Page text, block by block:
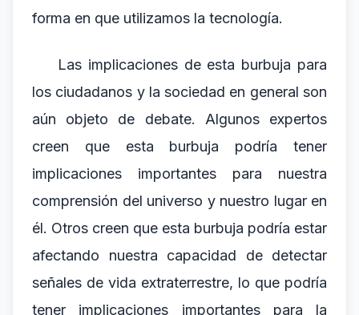
forma en que utilizamos la tecnología.
Las implicaciones de esta burbuja para
los ciudadanos y la sociedad en general son
aún objeto de debate. Algunos expertos
creen que esta burbuja podría tener
implicaciones importantes para nuestra
comprensión del universo y nuestro lugar en
él. Otros creen que esta burbuja podría estar
afectando nuestra capacidad de detectar
señales de vida extraterrestre, lo que podría
tener implicaciones importantes para la